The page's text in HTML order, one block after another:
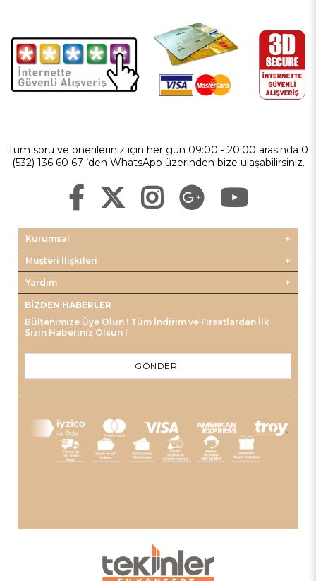
Tüm soru ve önerileriniz için her gün 09:00 - 20:00 arasında 0
(532) 136 60 67 ’den WhatsApp üzerinden bize ulaşabilirsiniz.
Kurumsal
Müşteri İlişkileri
Yardım
BIZDEN HABERLER
Bültenimize Üye Olun ! Tüm İndirim ve Fırsatlardan İlk
Sizin Haberiniz Olsun !
GÖNDER